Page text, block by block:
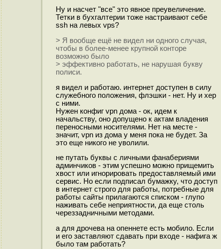
Ну и насчет "все" это явное преувеличение.
Тетки в бухгалтерии тоже настраивают себе
ssh на левых vps?
> Я вообще ещё не видел ни одного случая,
чтобы в более-менее крупной конторе
возможно было
> эффективно работать, не нарушая букву
полиси.
я видел и работаю. интернет доступен в силу
служебного положения, флэшки - нет. Ну и хер
с ними.
Нужен конфиг vpn дома - ок, идем к
начальству, оно допущено к актам владения
переносными носителями. Нет на месте -
значит, vpn из дома у меня пока не будет. За
это еще никого не уволили.
не путать буквы с личными фанабериями
админчиков - этим успешно можно прищемить
хвост или игнорировать предоставляемый ими
сервис. Но если подписал бумажку, что доступ
в интернет строго для работы, потребные для
работы сайты прилагаются списком - глупо
наживать себе неприятности, да еще столь
череззадничными методами.
а для дpoчева на опеннете есть мобило. Если
и его заставляют сдавать при входе - нафига ж
было там работать?